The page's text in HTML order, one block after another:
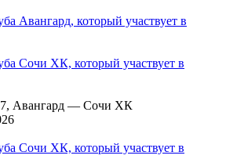
Авангард — Сочи ХК